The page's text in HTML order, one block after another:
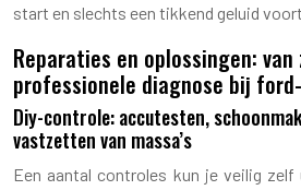
start en slechts een tikkend geluid
Reparaties en oplossingen:
professionele diagnose bij
Diy-controle: accutesten,
vastzetten van massa’s
Een aantal controles kun je veilig